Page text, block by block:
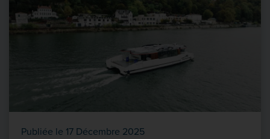
Publiée le 17 Décembre 2025